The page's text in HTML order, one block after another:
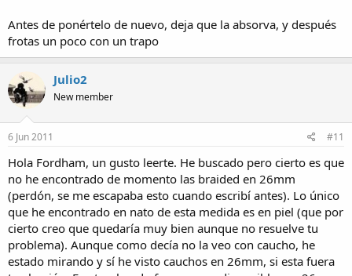
Antes de ponértelo de nuevo, deja que la absorva, y después
frotas un poco con un trapo
Julio2
New member
6 Jun 2011 #11
Hola Fordham, un gusto leerte. He buscado pero cierto es que
no he encontrado de momento las braided en 26mm
(perdón, se me escapaba esto cuando escribí antes). Lo único
que he encontrado en nato de esta medida es en piel (que por
cierto creo que quedaría muy bien aunque no resuelve tu
problema). Aunque como decía no la veo con caucho, he
estado mirando y sí he visto cauchos en 26mm, si esta fuera